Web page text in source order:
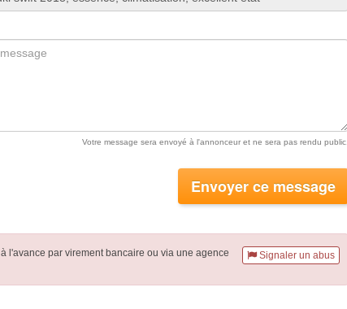
Votre message sera envoyé à l'annonceur et ne sera pas rendu public.
Envoyer ce message
Signaler un abus
à l'avance par virement bancaire ou via une agence